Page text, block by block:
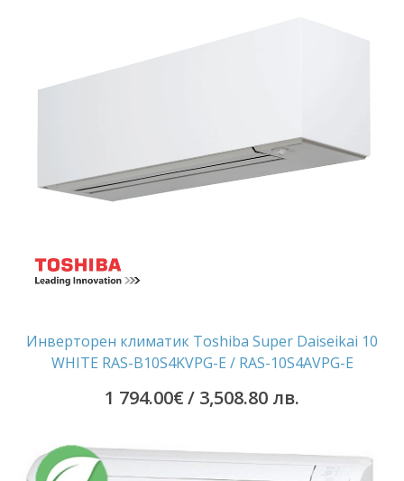
Инверторен климатик Toshiba Super Daiseikai 10
WHITE RAS-B10S4KVPG-E / RAS-10S4AVPG-E
1 794.00€/ 3,508.80 лв.